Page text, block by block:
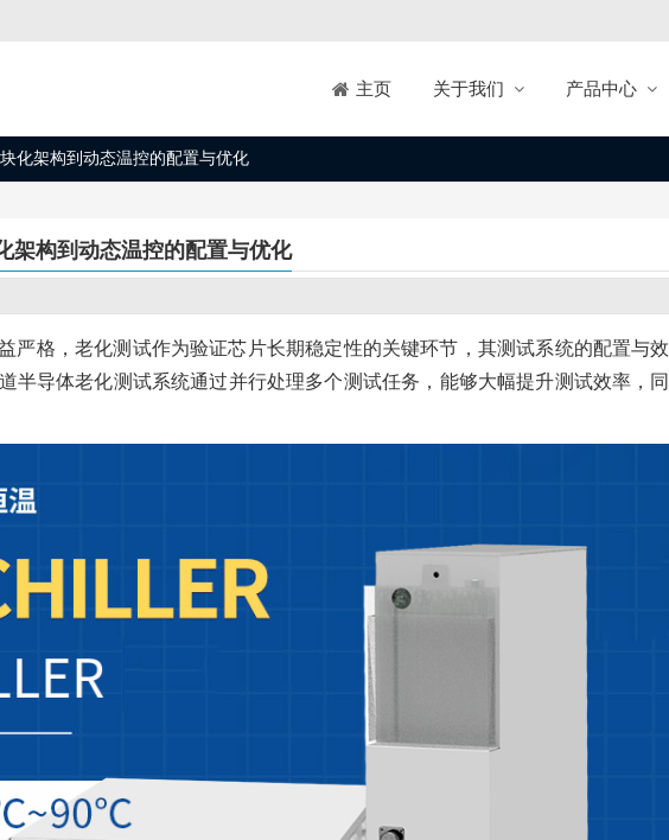
主页 关于我们 产品中心
化架构到动态温控的配置与优化
架构到动态温控的配置与优化
严格，老化测试作为验证芯片长期稳定性的关键环节，其测试系统的配置与效
半导体老化测试系统通过并行处理多个测试任务，能够大幅提升测试效率，同